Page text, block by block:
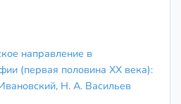
направление в
(первая половина XX века):
Н. А. Васильев